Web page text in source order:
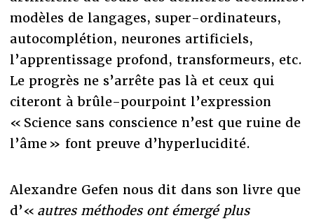
modèles de langages, super-ordinateurs,
autocomplétion, neurones artificiels,
l’apprentissage profond, transformeurs, etc.
Le progrès ne s’arrête pas là et ceux qui
citeront à brûle-pourpoint l’expression
« Science sans conscience n’est que ruine de
l’âme » font preuve d’hyperlucidité.
Alexandre Gefen nous dit dans son livre que
d’« autres méthodes ont émergé plus